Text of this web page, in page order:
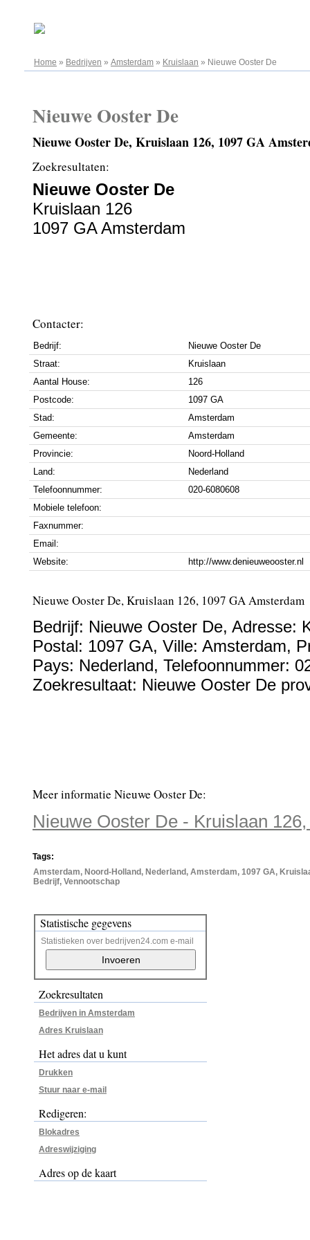
Home » Bedrijven » Amsterdam » Kruislaan » Nieuwe Ooster De
Nieuwe Ooster De
Nieuwe Ooster De, Kruislaan 126, 1097 GA
Zoekresultaten:
Nieuwe Ooster De
Kruislaan 126
1097 GA Amsterdam
Contacter:
Bedrijf:
Nieuwe Ooster De
Straat:
Kruislaan
Aantal House:
126
Postcode:
1097 GA
Stad:
Amsterdam
Gemeente:
Amsterdam
Provincie:
Noord-Holland
Land:
Nederland
Telefoonnummer:
020-6080608
Mobiele telefoon:
Faxnummer:
Email:
Website:
http://www.denieuweooster.nl
Nieuwe Ooster De, Kruislaan 126, 1097 GA Amsterdam
Bedrijf: Nieuwe Ooster De, Adresse:
Postal: 1097 GA, Ville: Amsterdam,
Pays: Nederland, Telefoonnummer:
Zoekresultaat: Nieuwe Ooster De
Meer informatie Nieuwe Ooster De:
Nieuwe Ooster De - Kruislaan
Tags:
Amsterdam, Noord-Holland, Nederland, Amsterdam, 1097 GA,
Bedrijf, Vennootschap
Statistische gegevens
Statistieken over bedrijven24.com e-mail
Zoekresultaten
Bedrijven in Amsterdam
Adres Kruislaan
Het adres dat u kunt
Drukken
Stuur naar e-mail
Redigeren:
Blokadres
Adreswijziging
Adres op de kaart